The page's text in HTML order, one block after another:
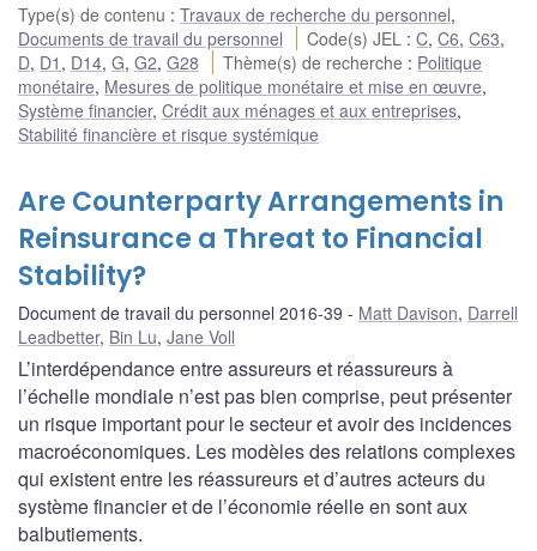
Type(s) de contenu : Travaux de recherche du personnel,
Documents de travail du personnel
Code(s) JEL :C,C6,C63,
D, D1 , D14, G, G2, G28 Thème(s) de recherche : Politique
monétaire, Mesures de politique monétaire et mise en œuvre,
Système financier, Crédit aux ménages et aux entreprises,
Stabilité financière et risque systémique
Are Counterparty Arrangements in
Reinsurance a Threat to Financial
Stability?
Document de travail du personnel 2016-39 Matt Davison, Darrell
Leadbetter, Bin Lu, Jane Voll
L’interdépendance entre assureurs et réassureurs à
l’échelle mondiale n’est pas bien comprise, peut présenter
un risque important pour le secteur et avoir des incidences
macroéconomiques. Les modèles des relations complexes
qui existent entre les réassureurs et d’autres acteurs du
système financier et de l’économie réelle en sont aux
balbutiements.